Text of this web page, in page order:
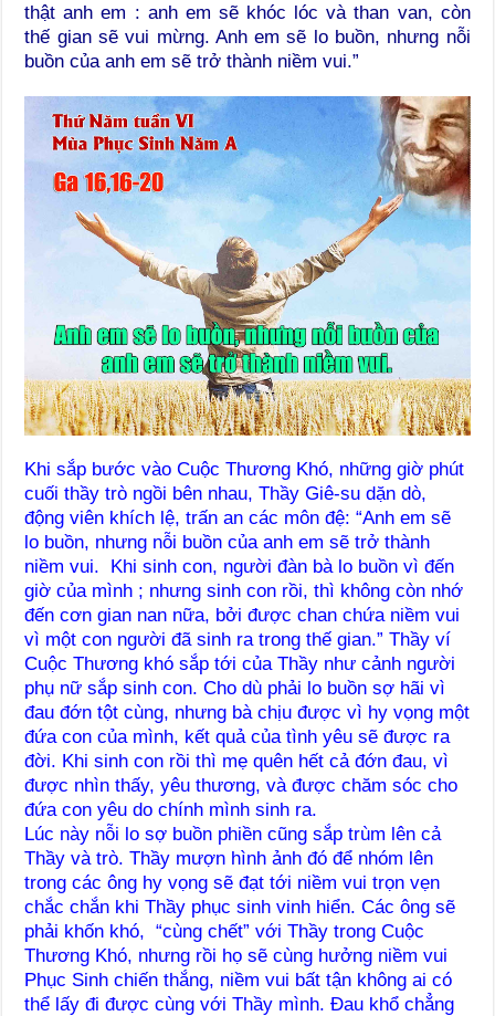
thật anh em : anh em sẽ khóc lóc và than van, còn
thế gian sẽ vui mừng. Anh em sẽ lo buồn, nhưng nỗi
buồn của anh em sẽ trở thành niềm vui.”
Khi sắp bước vào Cuộc Thương Khó, những giờ phút
cuối thầy trò ngồi bên nhau, Thầy Giê-su dặn dò,
động viên khích lệ, trấn an các môn đệ: “Anh em sẽ
lo buồn, nhưng nỗi buồn của anh em sẽ trở thành
niềm vui. Khi sinh con, người đàn bà lo buồn vì đến
giờ của mình ; nhưng sinh con rồi, thì không còn nhớ
đến cơn gian nan nữa, bởi được chan chứa niềm vui
vì một con người đã sinh ra trong thế gian.” Thầy ví
Cuộc Thương khó sắp tới của Thầy như cảnh người
phụ nữ sắp sinh con. Cho dù phải lo buồn sợ hãi vì
đau đớn tột cùng, nhưng bà chịu được vì hy vọng một
đứa con của mình, kết quả của tình yêu sẽ được ra
đời. Khi sinh con rồi thì mẹ quên hết cả đớn đau, vì
được nhìn thấy, yêu thương, và được chăm sóc cho
đứa con yêu do chính mình sinh ra.
Lúc này nỗi lo sợ buồn phiền cũng sắp trùm lên cả
Thầy và trò. Thầy mượn hình ảnh đó để nhóm lên
trong các ông hy vọng sẽ đạt tới niềm vui trọn vẹn
chắc chắn khi Thầy phục sinh vinh hiển. Các ông sẽ
phải khốn khó, “cùng chết” với Thầy trong Cuộc
Thương Khó, nhưng rồi họ sẽ cùng hưởng niềm vui
Phục Sinh chiến thắng, niềm vui bất tận không ai có
thể lấy đi được cùng với Thầy mình. Đau khổ chẳng